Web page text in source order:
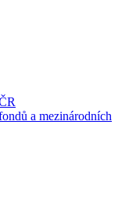
a mezinárodních